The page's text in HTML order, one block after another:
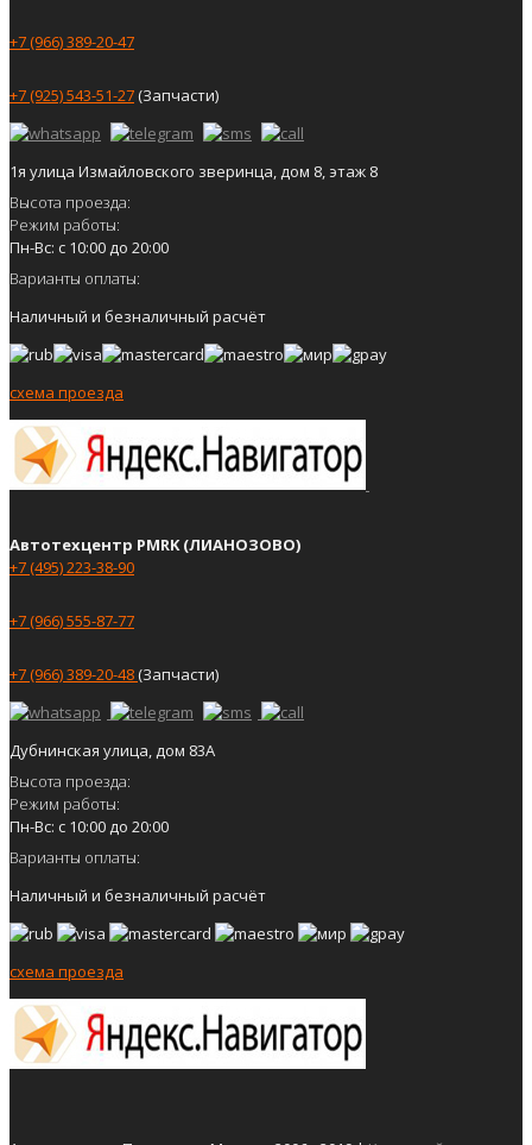
+7 (966) 389-20-47
+7 (925) 543-51-27(Запчасти)
1я улица Измайловского зверинца, дом 8, этаж 8
Высота проезда:
Режим работы:
Пн-Вс: с 10:00 до 20:00
Варианты оплаты:
Наличный и безналичный расчёт
схема проезда
Автотехцентр PMRK (ЛИАНОЗОВО)
+7 (495) 223-38-90
+7 (966) 555-87-77
+7 (966) 389-20-48(Запчасти)
Дубнинская улица, дом 83А
Высота проезда:
Режим работы:
Пн-Вс: с 10:00 до 20:00
Варианты оплаты:
Наличный и безналичный расчёт
схема проезда